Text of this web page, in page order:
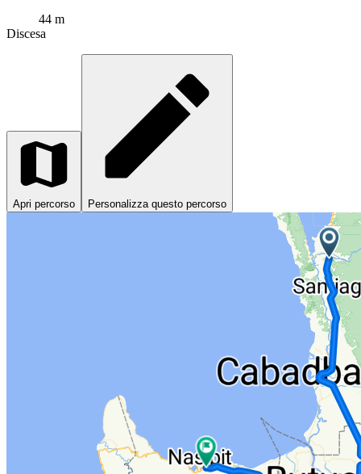
44 m
Discesa
Apri percorso Personalizza questo percorso